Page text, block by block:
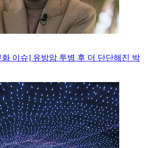
이슈] 유방암 투병 후 더 단단해진 박